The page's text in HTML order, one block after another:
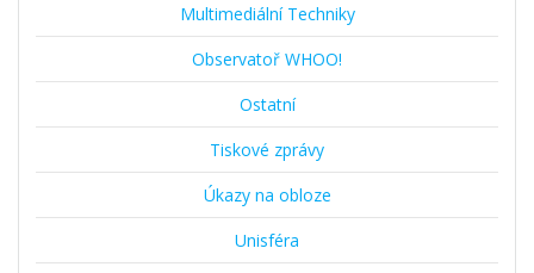
Multimediální Techniky
Observatoř WHOO!
Ostatní
Tiskové zprávy
Úkazy na obloze
Unisféra